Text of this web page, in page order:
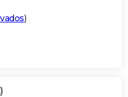
)